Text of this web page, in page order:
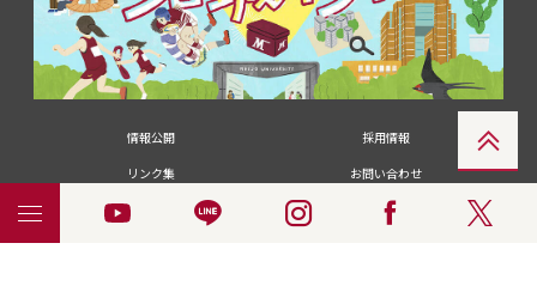
情報公開
採用情報
リンク集
お問い合わせ
メディアの皆さま
卒業生の皆さま